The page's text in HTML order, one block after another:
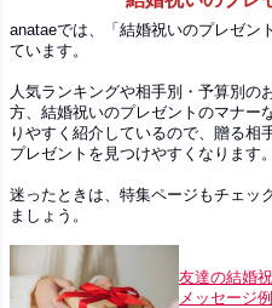
anataeでは、「結婚祝いのプレゼン
ています。
人気ランキングや相手別・予算別の
方、結婚祝いのプレゼントのマナー
りやすく紹介しているので、贈る相
プレゼントを見つけやすくなります。
迷ったときは、特集ページもチェッ
ましょう。
友達の結婚
メッセージ